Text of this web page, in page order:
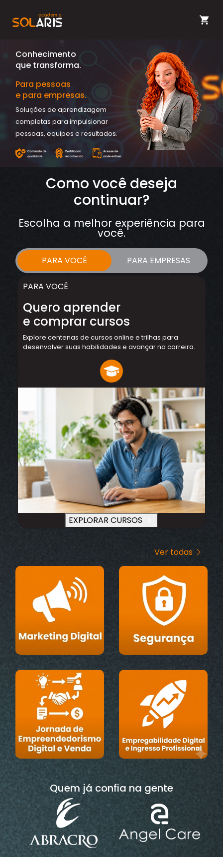
Conhecimento
que transforma.
Para pessoas
e para empresas.
Soluções de aprendizagem
completas para impulsionar
pessoas, equipes e resultados.
Como você deseja
continuar?
Escolha a melhor experiência para
você.
PARA VOCÊ PARA EMPRESAS
PARA VOCÊ
Quero aprender
e comprar cursos
Explore centenas de cursos online e trilhas para
desenvolver suas habilidades e avançar na carreira.
EXPLORAR CURSOS
Ver todas
Quem já confia na gente